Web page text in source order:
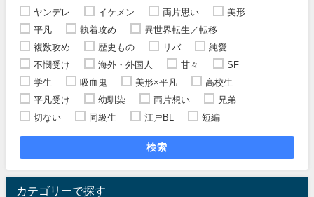
ヤンデレ
イケメン 両片思い
美形
平凡
執着攻め
異世界転生／転移
複数攻め
歴史もの リバ
純愛
不憫受け
海外・外国人 甘々
SF
学生
吸血鬼 美形×平凡
高校生
平凡受け
幼馴染 両片想い
兄弟
切ない
同級生 江戸BL 短編
検索
カテゴリーで探す